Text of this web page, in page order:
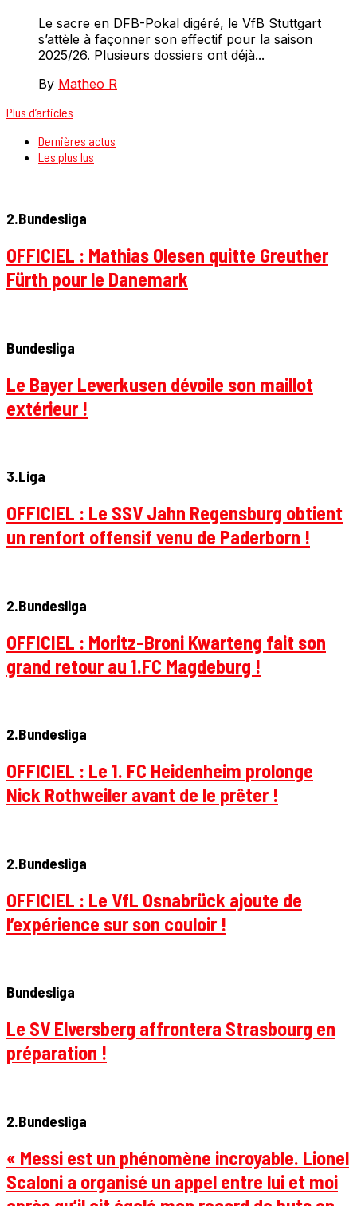
Le sacre en DFB-Pokal digéré, le VfB Stuttgart
s’attèle à façonner son effectif pour la saison
2025/26. Plusieurs dossiers ont déjà...
By Matheo R
Plus d’articles
Dernières actus
Les plus lus
2.Bundesliga
OFFICIEL : Mathias Olesen quitte Greuther
Fürth pour le Danemark
Bundesliga
Le Bayer Leverkusen dévoile son maillot
extérieur !
3.Liga
OFFICIEL : Le SSV Jahn Regensburg obtient
un renfort offensif venu de Paderborn !
2.Bundesliga
OFFICIEL : Moritz-Broni Kwarteng fait son
grand retour au 1.FC Magdeburg !
2.Bundesliga
OFFICIEL : Le 1. FC Heidenheim prolonge
Nick Rothweiler avant de le prêter !
2.Bundesliga
OFFICIEL : Le VfL Osnabrück ajoute de
l’expérience sur son couloir !
Bundesliga
Le SV Elversberg affrontera Strasbourg en
préparation !
2.Bundesliga
« Messi est un phénomène incroyable. Lionel
Scaloni a organisé un appel entre lui et moi